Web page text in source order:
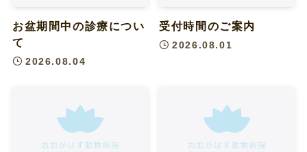
お盆期間中の診療につい
て
2026.08.04
受付時間のご案内
2026.08.01